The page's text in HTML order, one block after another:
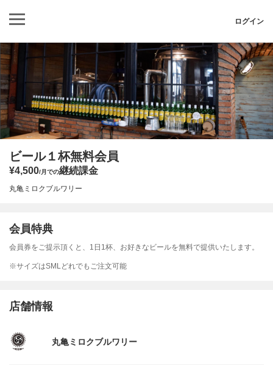
ログイン
ビール１杯無料会員
¥4,500/月での継続課金
丸亀ミロクブルワリー
会員特典
会員券をご提示頂くと、1日1杯、お好きなビールを無料で提供いたします。
※サイズはSMLどれでもご注文可能
店舗情報
丸亀ミロクブルワリー